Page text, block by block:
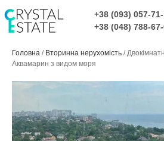
до
контенту
+38 (093) 057-
+38 (048) 788-
Головна / Вторинна нерухомість /
Аквамарин з видом моря